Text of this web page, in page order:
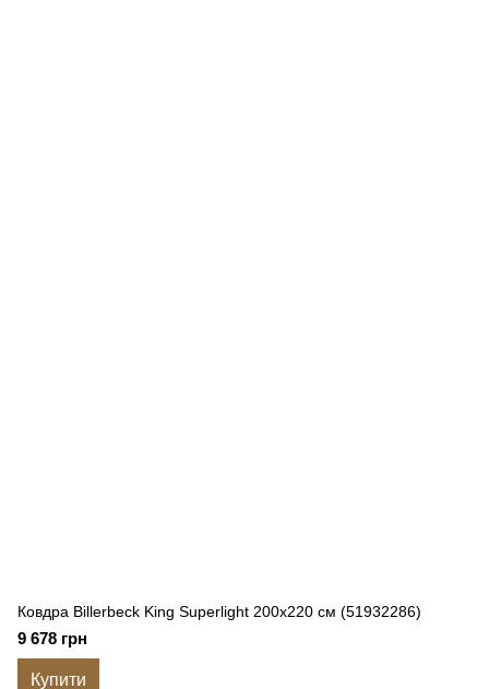
Ковдра Billerbeck King Superlight 200x220 см (51932286)
9 678 грн
Купити